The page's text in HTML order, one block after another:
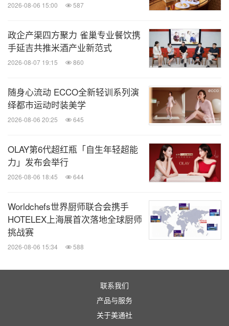
2026-08-06 15:00 587
政企产渠四方聚力 雀巢专业餐饮携
手延吉共推米酒产业新范式
2026-08-07 19:15 860
随身心流动 ECCO全新轻训系列演
绎都市运动时装美学
2026-08-06 20:25 645
OLAY第6代超红瓶「自生年轻超能
力」发布会举行
2026-08-06 18:45 644
Worldchefs世界厨师联合会携手
HOTELEX上海展首次落地全球厨师
挑战赛
2026-08-06 15:34 588
联系我们
产品与服务
关于美通社